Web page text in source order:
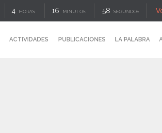
4 HORAS 16 MINUTOS 57 SEGUNDOS
ACTIVIDADES PUBLICACIONES LA PALABRA